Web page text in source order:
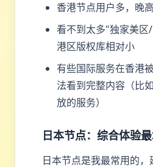
香港节点用户多，晚
看不到太多"独家美
港区版权库相对小
有些国际服务在香港
法看到完整内容（比
放的服务）
日本节点：综合体验
日本节点是我最常用的，